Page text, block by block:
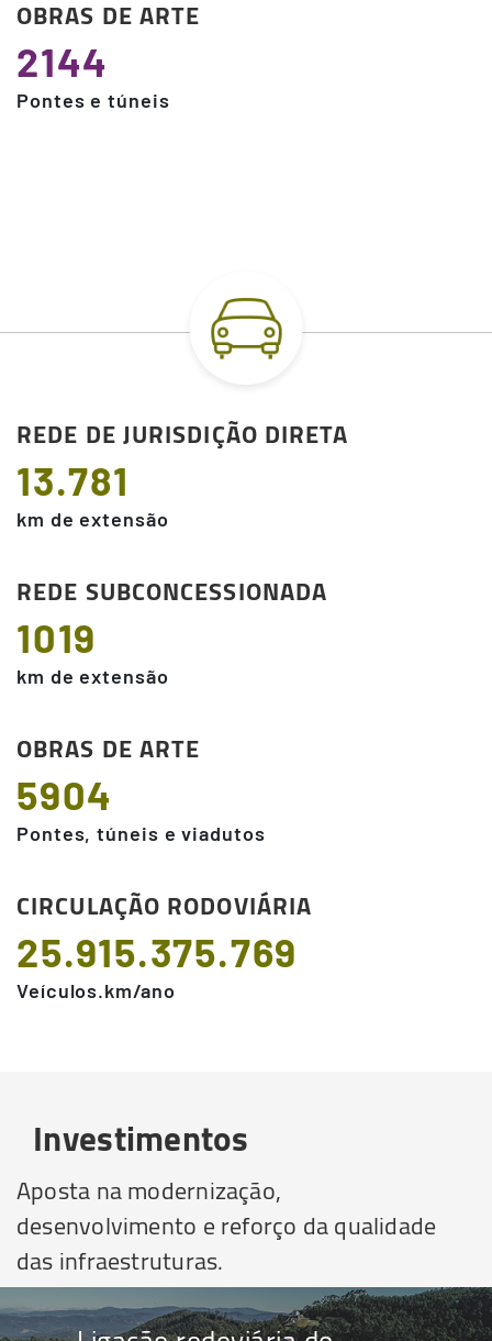
OBRAS DE ARTE
2144
Pontes e túneis
REDE DE JURISDIÇÃO DIRETA
13.781
km de extensão
REDE SUBCONCESSIONADA
1019
km de extensão
OBRAS DE ARTE
5904
Pontes, túneis e viadutos
CIRCULAÇÃO RODOVIÁRIA
25.915.375.769
Veículos.km/ano
Investimentos
Aposta na modernização,
desenvolvimento e reforço da qualidade
das infraestruturas.